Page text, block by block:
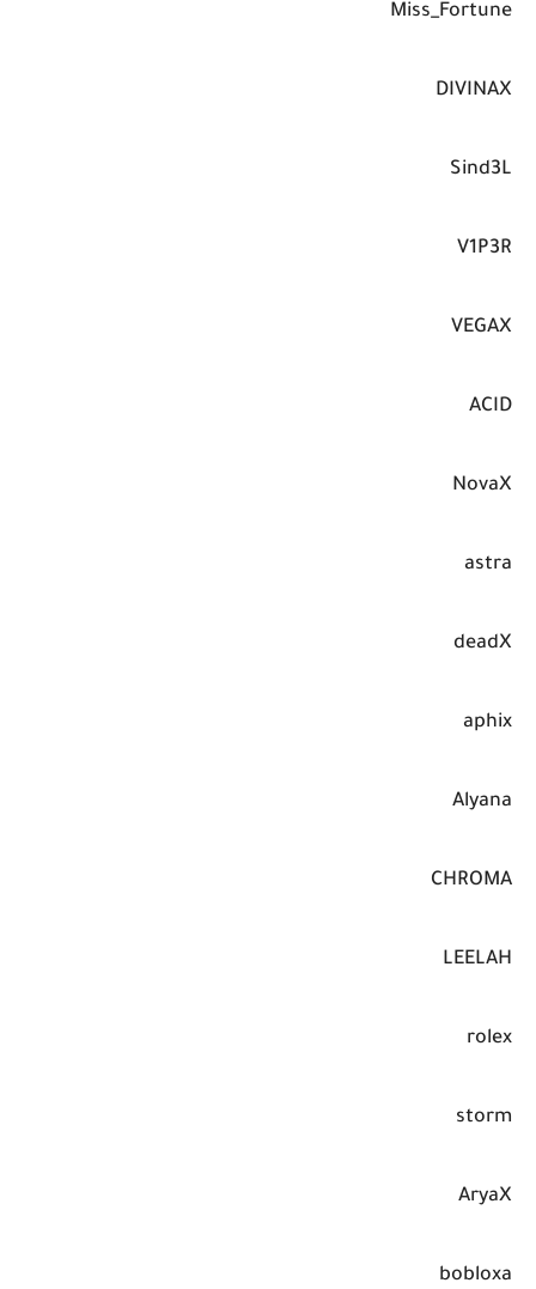
Miss_Fortune
DIVINAX
Sind3L
V1P3R
VEGAX
ACID
NovaX
astra
deadX
aphix
Alyana
CHROMA
LEELAH
rolex
storm
AryaX
bobloxa